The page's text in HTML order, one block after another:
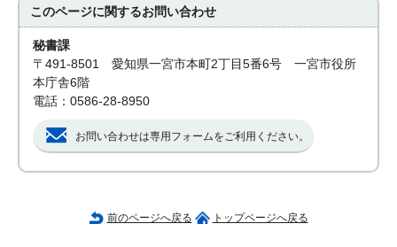
このページに関するお問い合わせ
秘書課
〒491-8501 愛知県一宮市本町2丁目5番6号 一宮市役所
本庁舎6階
電話：0586-28-8950
お問い合わせは専用フォームをご利用ください。
前のページへ戻る トップページへ戻る